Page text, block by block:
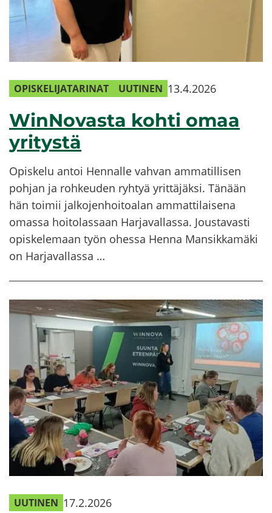
OPIS­KE­LI­JA­TA­RI­NAT UU­TI­NEN 13.4.2026
WinNovasta kohti omaa
yri­tys­tä
Opis­ke­lu antoi Hen­nal­le vah­van am­ma­til­li­sen
poh­jan ja roh­keu­den ryh­tyä yrit­tä­jäk­si. Tä­nään
hän toi­mii jal­ko­jen­hoi­toa­lan am­mat­ti­lai­se­na
omas­sa hoi­to­las­saan Har­ja­val­las­sa. Jous­ta­vas­ti
opis­ke­le­maan työn ohes­sa Henna Man­sik­ka­mä­ki
on Har­ja­val­las­sa …
UU­TI­NEN 17.2.2026